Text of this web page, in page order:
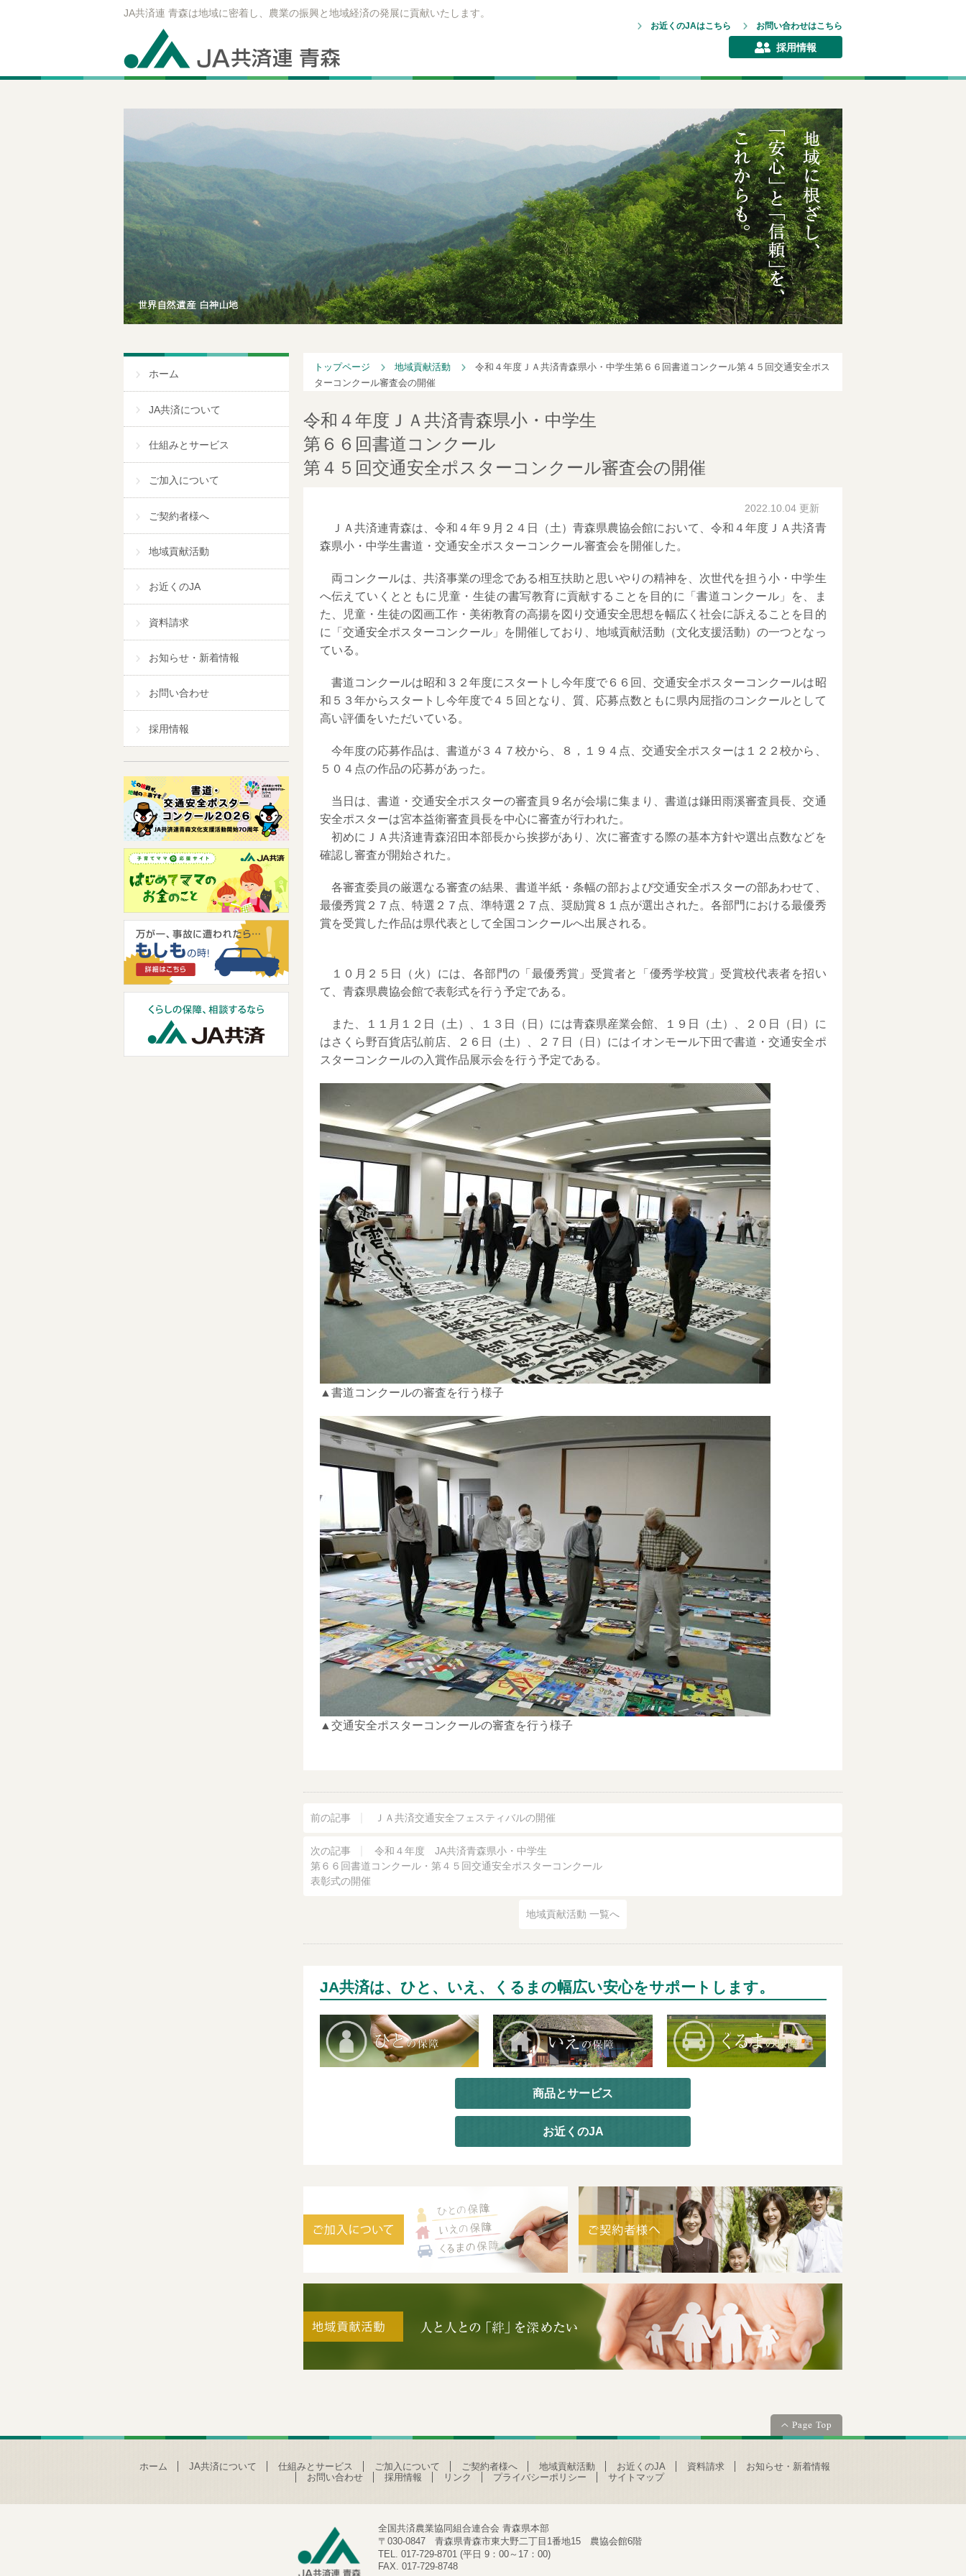
JA共済連 青森は地域に密着し、農業の振興と地域経済の発展に貢献いたします。
お近くのJAはこちら お問い合わせはこちら
採用情報
ホーム
JA共済について
仕組みとサービス
ご加入について
ご契約者様へ
地域貢献活動
お近くのJA
資料請求
お知らせ・新着情報
お問い合わせ
採用情報
トップページ 地域貢献活動
令和４年度ＪＡ共済青森県小・中学生第６６回書道コンクール第４５回交通安全ポス
ターコンクール審査会の開催
令和４年度ＪＡ共済青森県小・中学生
第６６回書道コンクール
第４５回交通安全ポスターコンクール審査会の開催
2022.10.04 更新
ＪＡ共済連青森は、令和４年９月２４日（土）青森県農協会館において、令和４年度ＪＡ共済青
森県小・中学生書道・交通安全ポスターコンクール審査会を開催した。
両コンクールは、共済事業の理念である相互扶助と思いやりの精神を、次世代を担う小・中学生
へ伝えていくとともに児童・生徒の書写教育に貢献することを目的に「書道コンクール」を、ま
た、児童・生徒の図画工作・美術教育の高揚を図り交通安全思想を幅広く社会に訴えることを目的
に「交通安全ポスターコンクール」を開催しており、地域貢献活動（文化支援活動）の一つとなっ
ている。
書道コンクールは昭和３２年度にスタートし今年度で６６回、交通安全ポスターコンクールは昭
和５３年からスタートし今年度で４５回となり、質、応募点数ともに県内屈指のコンクールとして
高い評価をいただいている。
今年度の応募作品は、書道が３４７校から、８，１９４点、交通安全ポスターは１２２校から、
５０４点の作品の応募があった。
当日は、書道・交通安全ポスターの審査員９名が会場に集まり、書道は鎌田雨溪審査員長、交通
安全ポスターは宮本益衛審査員長を中心に審査が行われた。
初めにＪＡ共済連青森沼田本部長から挨拶があり、次に審査する際の基本方針や選出点数などを
確認し審査が開始された。
各審査委員の厳選なる審査の結果、書道半紙・条幅の部および交通安全ポスターの部あわせて、
最優秀賞２７点、特選２７点、準特選２７点、奨励賞８１点が選出された。各部門における最優秀
賞を受賞した作品は県代表として全国コンクールへ出展される。
１０月２５日（火）には、各部門の「最優秀賞」受賞者と「優秀学校賞」受賞校代表者を招い
て、青森県農協会館で表彰式を行う予定である。
また、１１月１２日（土）、１３日（日）には青森県産業会館、１９日（土）、２０日（日）に
はさくら野百貨店弘前店、２６日（土）、２７日（日）にはイオンモール下田で書道・交通安全ポ
スターコンクールの入賞作品展示会を行う予定である。
▲書道コンクールの審査を行う様子
▲交通安全ポスターコンクールの審査を行う様子
前の記事 ＪＡ共済交通安全フェスティバルの開催
次の記事
令和４年度 JA共済青森県小・中学生
第６６回書道コンクール・第４５回交通安全ポスターコンクール
表彰式の開催
地域貢献活動 一覧へ
JA共済は、ひと、いえ、くるまの幅広い安心をサポートします。
商品とサービス
お近くのJA
ホーム JA共済について 仕組みとサービス ご加入について ご契約者様へ 地域貢献活動 お近くのJA 資料請求
お知らせ・新着情報
お問い合わせ
採用情報 リンク プライバシーポリシー サイトマップ
全国共済農業協同組合連合会 青森県本部
〒030-0847 青森県青森市東大野二丁目1番地15 農協会館6階
TEL. 017-729-8701 (平日 9：00～17：00)
FAX. 017-729-8748